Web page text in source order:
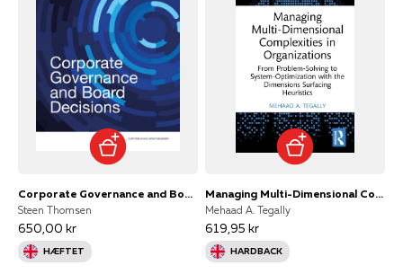
Corporate Governance and Board Decisions
Steen Thomsen
650,00 kr
HÆFTET
Managing Multi-Dimensional Complexities In Organizations Fro
Mehaad A. Tegally
619,95 kr
HARDBACK